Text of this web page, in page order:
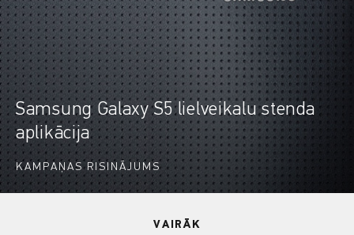
Samsung Galaxy S5 lielveikalu stenda
aplikācija
KAMPAŅAS RISINĀJUMS
VAIRĀK